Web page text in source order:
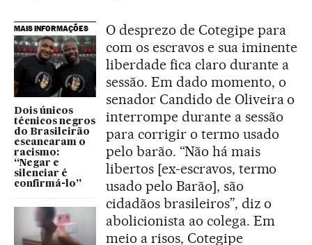
MAIS INFORMAÇÕES
Dois únicos
técnicos negros
do Brasileirão
escancaram o
racismo:
“Negar e
silenciar é
confirmá-lo”
O desprezo de Cotegipe para
com os escravos e sua iminente
liberdade fica claro durante a
sessão. Em dado momento, o
senador Candido de Oliveira o
interrompe durante a sessão
para corrigir o termo usado
pelo barão. “Não há mais
libertos [ex-escravos, termo
usado pelo Barão], são
cidadãos brasileiros”, diz o
abolicionista ao colega. Em
meio a risos, Cotegipe